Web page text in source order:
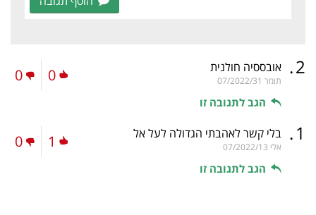
2
. אובססיה חולנית
תומר 07/2022/31
הגב לתגובה זו
0
0
1
. בלי קשר לאהבתי הגדולה לעל אל
אלי 07/2022/13
הגב לתגובה זו
1
0